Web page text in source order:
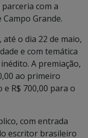
com a
Grande.
o dia 22 de maio,
e com temática
A premiação,
ao primeiro
e R$ 700,00 para o
com entrada
escritor brasileiro